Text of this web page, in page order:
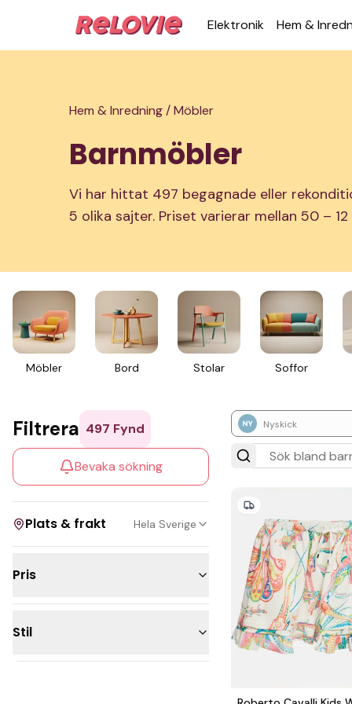
Elek­tronik Hem &
Hem & Inredning /Möbler
Barnmöbler
Vi har hittat 497 begagnade eller
5 olika sajter. Priset varierar mellan 50 –
Möbler Bord Stolar Soffor
Nyskick
Filtrera 497 Fynd
Bevaka sökning
Plats & frakt Hela Sverige
Pris
500 - 1 000kr
Stil